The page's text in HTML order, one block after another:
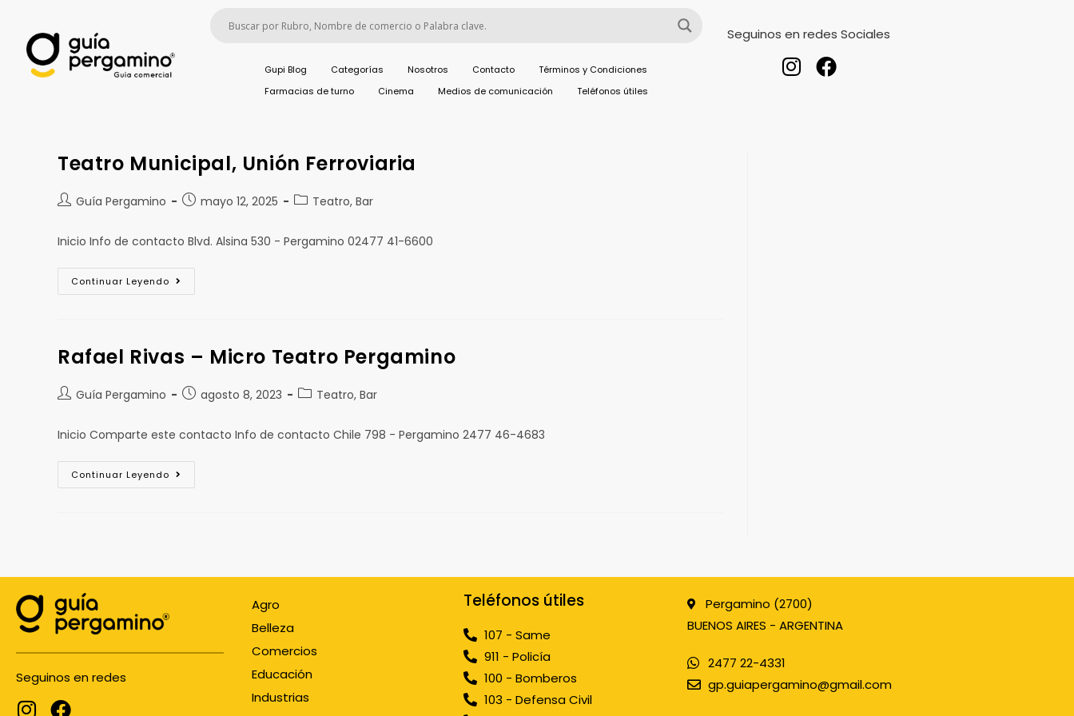
Gupi Blog Categorías Nosotros Contacto
Términos y Condiciones
Farmacias de turno
Cinema Medios de comunicación Teléfonos útiles
Seguinos en redes Sociales
Teatro Municipal, Unión Ferroviaria
Guía Pergamino mayo 12, 2025 Teatro, Bar
Inicio Info de contacto Blvd. Alsina 530 - Pergamino 02477 41-6600
Continuar Leyendo
Rafael Rivas – Micro Teatro Pergamino
Guía Pergamino agosto 8, 2023 Teatro, Bar
Inicio Comparte este contacto Info de contacto Chile 798 - Pergamino 2477 46-4683
Continuar Leyendo
Seguinos en redes
Agro
Belleza
Comercios
Educación
Industrias
Teléfonos útiles
107 - Same
911 - Policía
100 - Bomberos
103 - Defensa Civil
Pergamino (2700)
BUENOS AIRES - ARGENTINA
2477 22-4331
gp.guiapergamino@gmail.com